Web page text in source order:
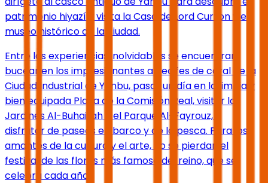
patrimonio hiyazí y visita la Casa de Lord Curzon y el
museo histórico de la ciudad.
Entre las experiencias inolvidables se encuentran:
bucear en los impresionantes arrecifes de coral de la
Ciudad Industrial de Yanbu, pasar un día en la limpia y
bien equipada Playa de la Comisión Real, visitar los
Jardines Al-Buhairah y el Parque Al-Fayrouz, o
disfrutar de paseos en barco y de la pesca. Para los
amantes de la cultura y el arte, no se pierdan el
festival de las flores más famoso del reino, que se
celebra cada año.